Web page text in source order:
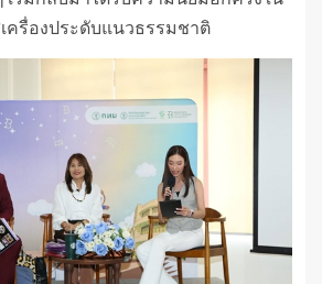
ครื่องประดับแนวธรรมชาติ